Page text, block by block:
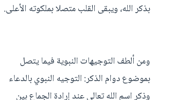
بذكر الله، ويبقى القلب متصلا بملكوته الأعلى.
ومن ألطف التوجيهات النبوية فيما يتصل
بموضوع دوام الذكر: التوجيه النبوي بالدعاء
وذكر اسم الله تعالى عند إرادة الجماع بين